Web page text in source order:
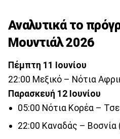
Αναλυτικά το
Μουντιάλ 2026
Πέμπτη 11 Ιουνίου
22:00 Μεξικό – Νότια
Παρασκευή 12 Ιουνίου
05:00 Νότια Κορέα –
22:00 Καναδάς –